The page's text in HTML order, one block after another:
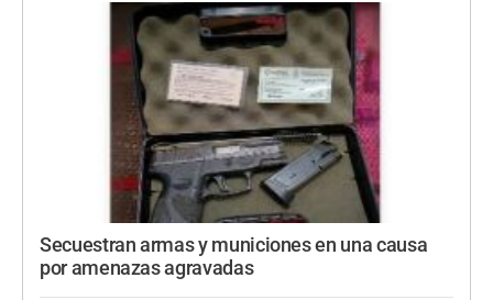
Secuestran armas y municiones en una causa
por amenazas agravadas